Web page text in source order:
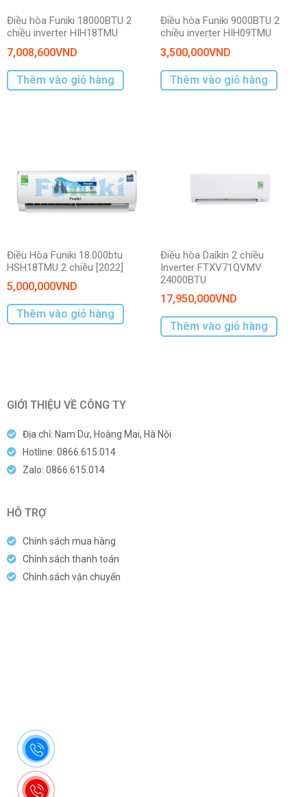
Điều hòa Funiki 18000BTU 2
chiều inverter HIH18TMU
7,008,600VND
Thêm vào giỏ hàng
Điều hòa Funiki 9000BTU 2
chiều inverter HIH09TMU
3,500,000VND
Thêm vào giỏ hàng
Điều Hòa Funiki 18.000btu
HSH18TMU 2 chiều [2022]
5,000,000VND
Thêm vào giỏ hàng
Điều hòa Daikin 2 chiều
Inverter FTXV71QVMV
24000BTU
17,950,000VND
Thêm vào giỏ hàng
GIỚI THIỆU VỀ CÔNG TY
Địa chỉ: Nam Dư, Hoàng Mai, Hà Nội
Hotline: 0866.615.014
Zalo: 0866.615.014
HỖ TRỢ
Chính sách mua hàng
Chính sách thanh toán
Chính sách vận chuyển